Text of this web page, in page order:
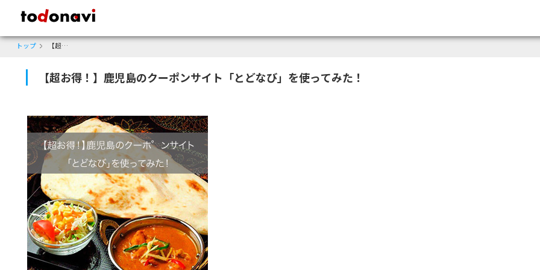
todonavi - 鹿児島のクーポンサイト、様々なジャンルのクーポンが見つかる
トップ 【超お得！】鹿児島のクーポンサイト「とどなび」を使ってみた！
【超お得！】鹿児島のクーポンサイト「とどなび」を使ってみた！